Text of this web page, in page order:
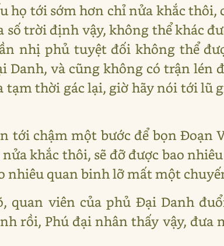
họ tới sớm hơn chỉ nửa khắc thôi,
trời định vậy, không thể khác
nhị phủ tuyệt đối không thể
Danh, và cũng không có trận lén
tạm thời gác lại, giờ hãy nói tới lũ
tới chậm một bước để bọn Đoạn
khắc thôi, sẽ đỡ được bao
nhiêu quan binh lỡ mất một
quan viên của phủ Đại Danh
rồi, Phú đại nhân thấy vậy, đưa